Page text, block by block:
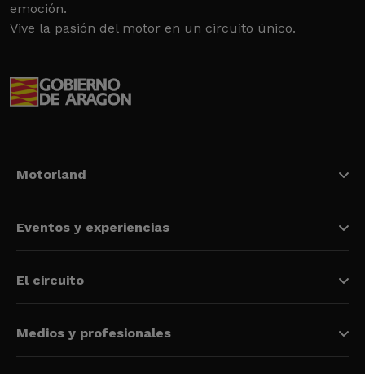
emoción.
Vive la pasión del motor en un circuito único.
Motorland
Eventos y experiencias
El circuito
Medios y profesionales